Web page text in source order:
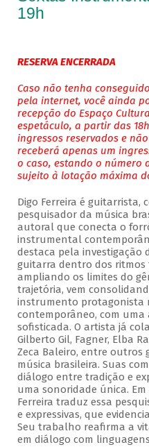
19h
RESERVA ENCERRADA
Caso não tenha
pela internet, você ainda
recepção do Espaço
espetáculo, a partir das
ingressos reservados e
receberá apenas um
o caso, estando o número
sujeito à lotação máxima
Digo Ferreira é guitarrista,
pesquisador da música
autoral que conecta o
instrumental
destaca pela investigação
guitarra dentro dos ritmos
ampliando os limites do
trajetória, vem
instrumento
contemporâneo, com uma
sofisticada. O artista já
Gilberto Gil, Fagner, Elba
Zeca Baleiro, entre outros
música brasileira. Suas
diálogo entre tradição e
uma sonoridade única.
Ferreira traduz essa
e expressivas, que
Seu trabalho reafirma a
em diálogo com